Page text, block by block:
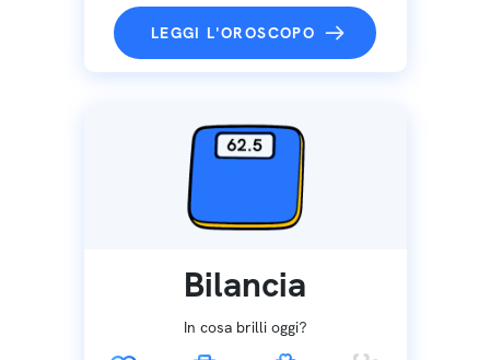
LEGGI L'OROSCOPO
Bilancia
In cosa brilli oggi?